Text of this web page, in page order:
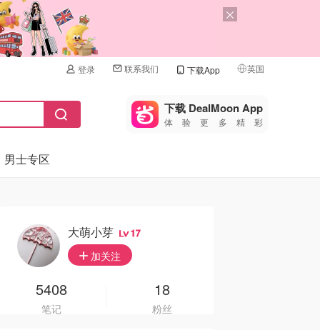
登录 联系我们 下载App 英国
🇺🇸
🇨🇳 中国
🇦🇺
下载 DealMoon App
体验更多精彩
男士专区
大萌小芽 17
加关注
5408
笔记
18
粉丝